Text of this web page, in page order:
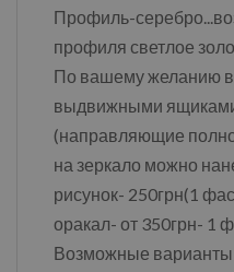
Профиль-
профиля светлое
По вашему желанию
выдвижными
(направляющие
на зеркало можно
рисунок- 250грн(1
оракал- от 350грн- 1
Возможные варианты